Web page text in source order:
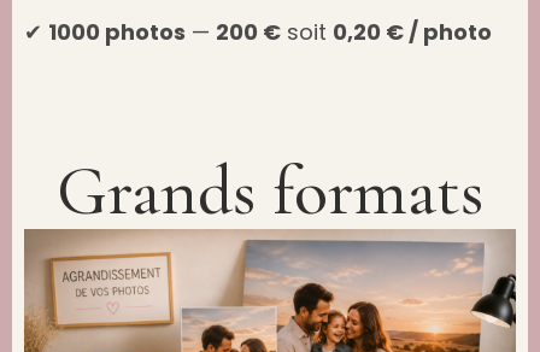
✔ 1000 photos — 200 € soit 0,20 € / photo
Grands formats